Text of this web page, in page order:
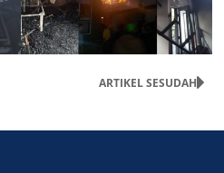
ARTIKEL SESUDAH